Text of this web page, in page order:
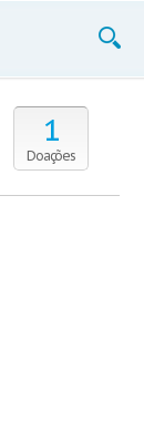
1
Doações